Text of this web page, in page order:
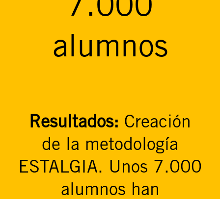
7.000
alumnos
Resultados: Creación
de la metodología
ESTALGIA. Unos 7.000
alumnos han